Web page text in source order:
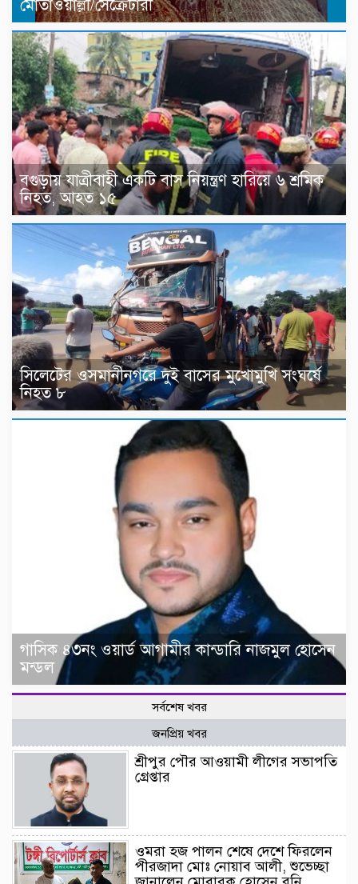
মোতাওয়াল্লী/সেক্রেটারী
বগুড়ায় যাত্রীবাহী একটি বাস নিয়ন্ত্রণ হারিয়ে ৬ শ্রমিক
নিহত, আহত ১৫
সিলেটের ওসমানীনগরে দুই বাসের মুখোমুখি সংঘর্ষে
নিহত ৮
গাসিক ৪৩নং ওয়ার্ড আগামীর কান্ডারি নাজমুল হোসেন
মন্ডল
সর্বশেষ খবর
জনপ্রিয় খবর
শ্রীপুর পৌর আওয়ামী লীগের সভাপতি
গ্রেপ্তার
ওমরা হজ পালন শেষে দেশে ফিরলেন
পীরজাদা মোঃ নোয়াব আলী, শুভেচ্ছা